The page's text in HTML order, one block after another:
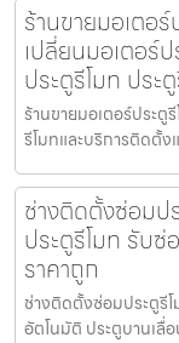
ร้านขายมอเตอ
เปลี่ยนมอเตอร์
ประตูรีโมท ประ
ร้านขายมอเตอร์ประ
รีโมทและบริการติดตั้ง
ช่างติดตั้งซ่อม
ประตูรีโมท รับซ่
ราคาถูก
ช่างติดตั้งซ่อมประตูรี
อัตโนมัติ ประตูบานเลื่